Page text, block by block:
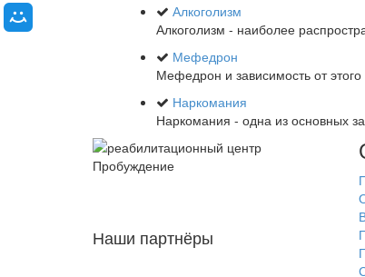
Алкоголизм
Алкоголизм - наиболее
Мефедрон
Мефедрон и зависимость от этого
Наркомания
Наркомания - одна из основных
Наши партнёры